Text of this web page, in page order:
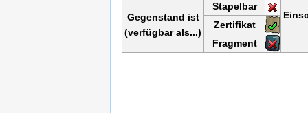
Gegenstand ist
(verfügbar als...)
Stapelbar
Zertifikat
Fragment